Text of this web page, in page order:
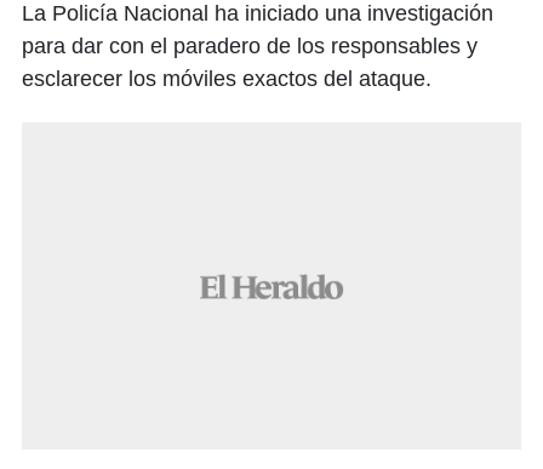
La Policía Nacional ha iniciado una investigación
para dar con el paradero de los responsables y
esclarecer los móviles exactos del ataque.